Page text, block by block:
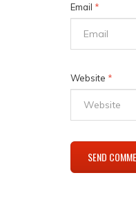
Email *
Website *